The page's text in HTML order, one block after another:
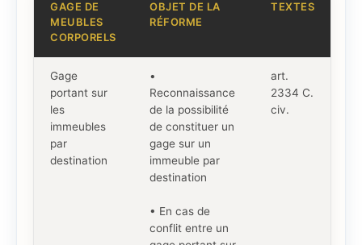
GAGE DE
MEUBLES
CORPORELS
OBJET DE LA
RÉFORME
TEXTES
Gage
portant sur
les
immeubles
par
destination
•
Reconnaissance
de la possibilité
de constituer un
gage sur un
immeuble par
destination
• En cas de
conflit entre un
art.
2334 C.
civ.